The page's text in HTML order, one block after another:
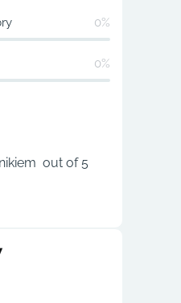
0%
0%
out of 5